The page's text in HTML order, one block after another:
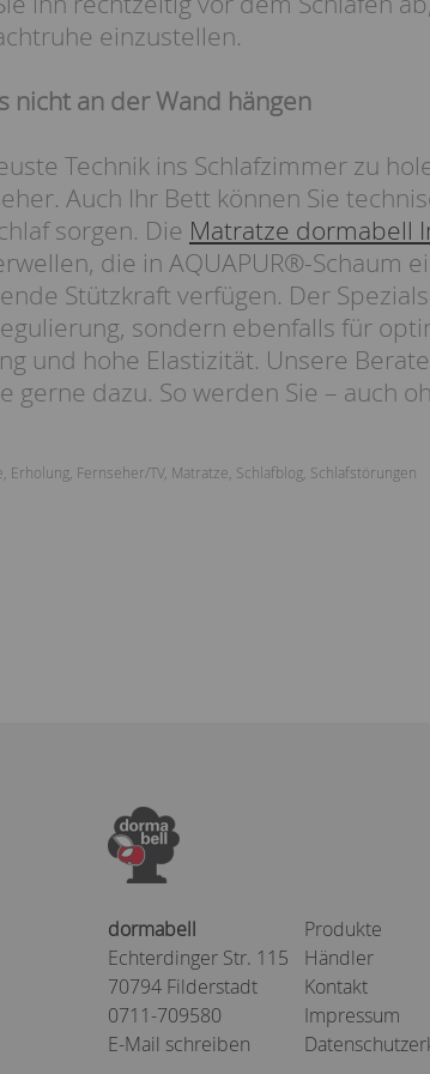
einzustellen.
nicht an der Wand hängen
Technik ins Schlafzimmer zu
Auch Ihr Bett können Sie
sorgen. Die Matratze dormabell
die in AQUAPUR®-
Stützkraft verfügen. Der
sondern ebenfalls für
und hohe Elastizität. Unsere
gerne dazu. So werden Sie – auch
Erholung Fernseher/TV, Matratze Schlafblog Schlafstörungen
dormabell
Echterdinger Str. 115
70794 Filderstadt
0711-709580
E-Mail schreiben
Produkte
Händler
Kontakt
Impressum